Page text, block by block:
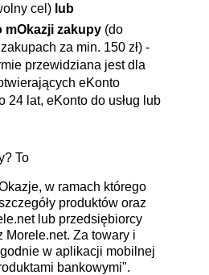
cel) lub
mOkazji zakupy(do
za min. 150 zł) -
przewidziana jest dla
eKonto
24 lat, eKonto do usług lub
To
w ramach którego
produktów oraz
lub przedsiębiorcy
Morele.net. Za towary i
w aplikacji mobilnej
bankowymi".